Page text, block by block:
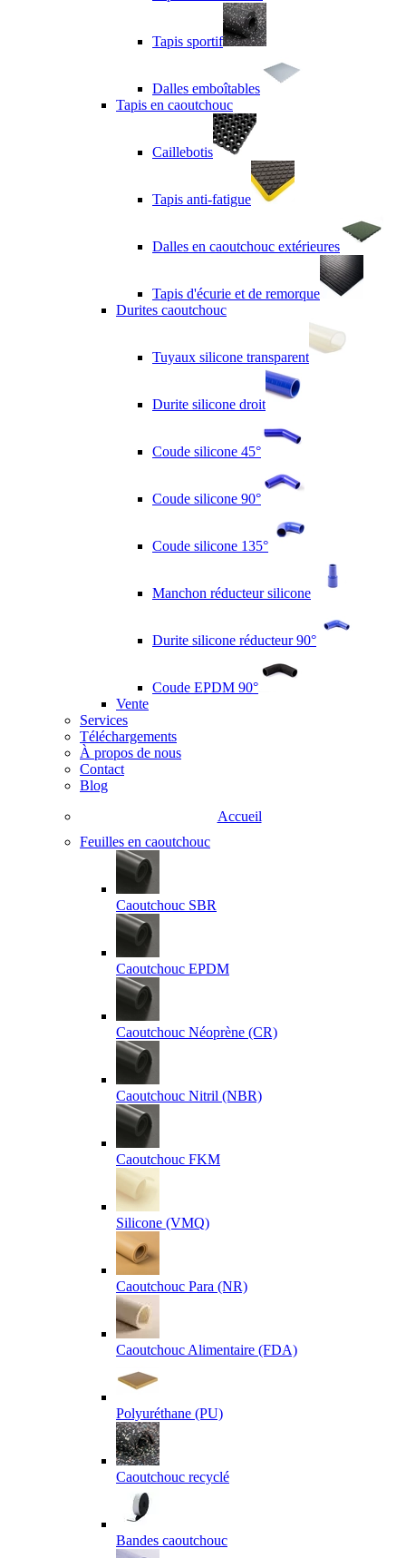
Tapis sportif
Dalles emboîtables
Tapis en caoutchouc
Caillebotis
Tapis anti-fatigue
Dalles en caoutchouc extérieures
Tapis d'écurie et de remorque
Durites caoutchouc
Tuyaux silicone transparent
Durite silicone droit
Coude silicone 45°
Coude silicone 90°
Coude silicone 135°
Manchon réducteur silicone
Durite silicone réducteur 90°
Coude EPDM 90°
Vente
Services
Téléchargements
À propos de nous
Contact
Blog
Accueil
Feuilles en caoutchouc
Caoutchouc SBR
Caoutchouc EPDM
Caoutchouc Néoprène (CR)
Caoutchouc Nitril (NBR)
Caoutchouc FKM
Silicone (VMQ)
Caoutchouc Para (NR)
Caoutchouc Alimentaire (FDA)
Polyuréthane (PU)
Caoutchouc recyclé
Bandes caoutchouc